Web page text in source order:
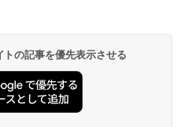
の記事を優先表示させる